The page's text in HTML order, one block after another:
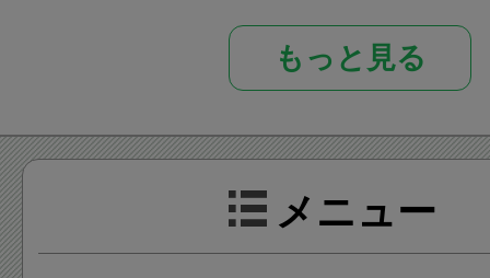
く絶品と評判です。
用途に合わせて様々なコース
れており、宴会や女子会にも
5千円〜1万5千円コース、レ
もっと見る
メニュー